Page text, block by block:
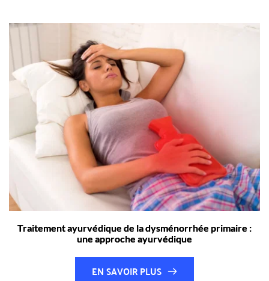
Traitement ayurvédique de la dysménorrhée primaire :
une approche ayurvédique
EN SAVOIR PLUS